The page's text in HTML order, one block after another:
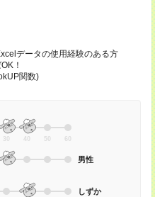
データの使用経験のある方
！
関数)
30 40 50 60
男性
しずか